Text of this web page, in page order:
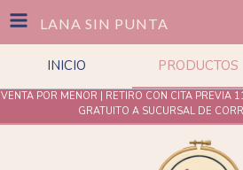
LANA SIN PUNTA
INICIO PRODUCTOS
VENTA POR MENOR | RETIRO CON CITA PREVIA
GRATUITO A SUCURSAL DE